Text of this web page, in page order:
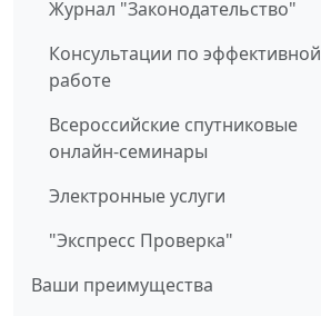
Журнал "Законодательство"
Консультации по эффективной
работе
Всероссийские спутниковые
онлайн-семинары
Электронные услуги
"Экспресс Проверка"
Ваши преимущества